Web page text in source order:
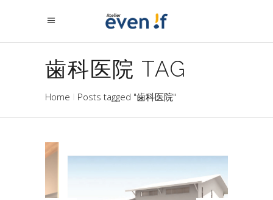
歯科医院 TAG
Home Posts tagged "歯科医院"